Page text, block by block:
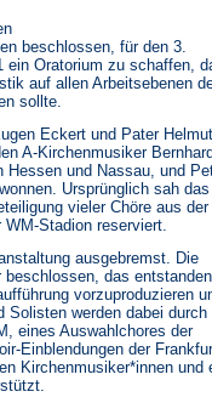
beschlossen, für den 3.
ein Oratorium zu schaffen,
auf allen Arbeitsebenen
sollte.
Eckert und Pater Helmut
A-Kirchenmusiker
Hessen und Nassau, und
Ursprünglich sah das
vieler Chöre aus
Stadion reserviert.
ausgebremst. Die
beschlossen, das
vorzuproduzieren
Solisten werden dabei durch
eines Auswahlchores der
Einblendungen der
Kirchenmusiker*innen und